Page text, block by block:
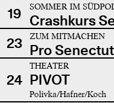
19 SOMMER IM
Crashkurs
23
ZUM MITMACHEN
Pro
24
THEATER
PIVOT
Polivka/Hafner/Koch